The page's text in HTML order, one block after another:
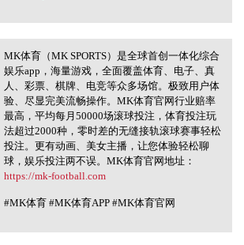
体育（MK SPORTS
MK体育（MK SPORTS）是全球首创一体化综合
娱乐app，海量游戏，全面覆盖体育、电子、真
人、彩票、棋牌、电竞等众多场馆。极致用户体
验、尽显完美流畅操作。MK体育官网行业赔率
最高，平均每月50000场滚球投注，体育投注玩
法超过2000种，零时差的无缝接轨滚球赛事轻松
投注。更有动画、美女主播，让您体验轻松聊
球，娱乐投注两不误。MK体育官网地址：
https://mk-football.com
#MK体育 #MK体育APP #MK体育官网